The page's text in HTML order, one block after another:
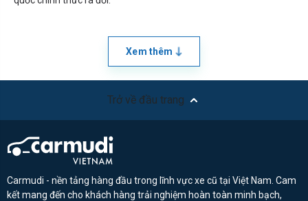
Xem thêm
Trở về đầu trang
Carmudi - nền tảng hàng đầu trong lĩnh vực xe cũ tại Việt Nam. Cam
kết mang đến cho khách hàng trải nghiệm hoàn toàn minh bạch,